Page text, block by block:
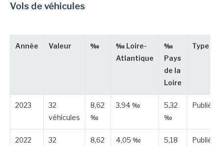
Vols de véhicules
Année Valeur ‰
‰ Loire-
Atlantique
‰
Pays
de la
Loire
Type
2023
32
véhicules
8,62
‰
3,94 ‰
5,32
‰
Publiée
2022
32
8,62
4,05 ‰
5,18
Publiée